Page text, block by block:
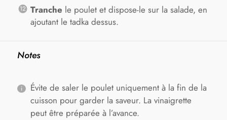
Tranche le poulet et dispose-le sur la salade, en
ajoutant le tadka dessus.
Notes
Évite de saler le poulet uniquement à la fin de la
cuisson pour garder la saveur. La vinaigrette
peut être préparée à l’avance.